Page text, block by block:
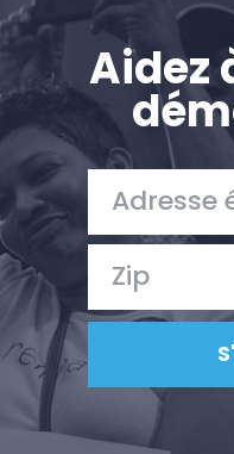
Aidez